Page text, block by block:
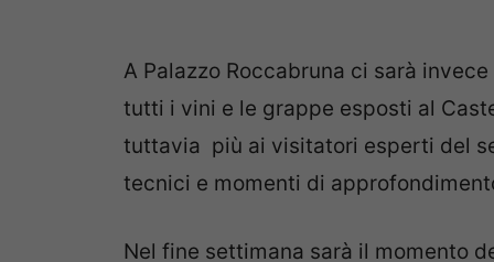
A Palazzo Roccabruna ci sarà
tutti i vini e le grappe esposti al
tuttavia più ai visitatori esperti del
tecnici e momenti di
Nel fine settimana sarà il momento